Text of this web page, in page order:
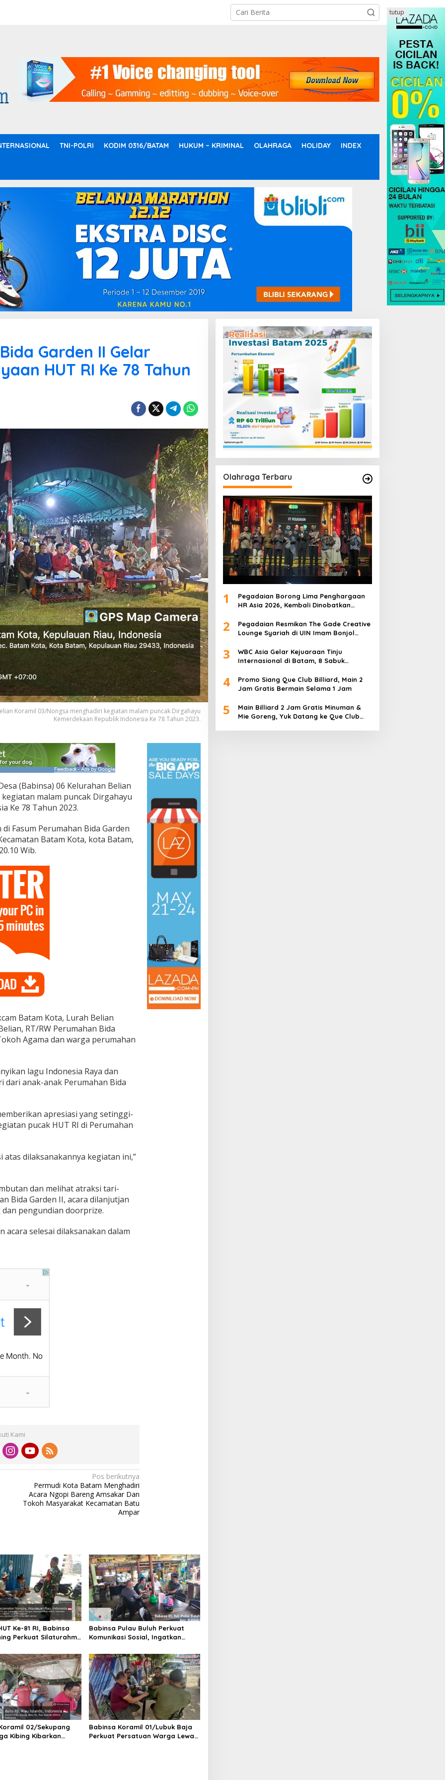
TNI-POLRI KODIM 0316/BATAM HUKUM – KRIMINAL OLAHRAGA HOLIDAY INDEX
tutup
Garden II Gelar
HUT RI Ke 78 Tahun
Koramil 03/Nongsa menghadiri kegiatan malam puncak Dirgahayu
Kemerdekaan Republik Indonesia Ke 78 Tahun 2023.
(Babinsa) 06 Kelurahan Belian
malam puncak Dirgahayu
Ke 78 Tahun 2023.
Fasum Perumahan Bida Garden
Batam Kota, kota Batam,
Wib.
Batam Kota, Lurah Belian
RT/RW Perumahan Bida
Agama dan warga perumahan
lagu Indonesia Raya dan
anak-anak Perumahan Bida
apresiasi yang setinggi-
pucak HUT RI di Perumahan
atas dilaksanakannya kegiatan ini,”
dan melihat atraksi tari-
Bida Garden II, acara dilanjutjan
pengundian doorprize.
acara selesai dilaksanakan dalam
Kami
Pos berikutnya
Permudi Kota Batam Menghadiri
Acara Ngopi Bareng Amsakar Dan
Tokoh Masyarakat Kecamatan Batu
Ampar
Ke-81 RI, Babinsa
Perkuat Silaturahmi
Warga
Babinsa Pulau Buluh Perkuat
Komunikasi Sosial, Ingatkan
dan Pentingnya Menjaga
Keamanan Lingkungan
02/Sekupang
Kibing Kibarkan
Babinsa Koramil 01/Lubuk Baja
Perkuat Persatuan Warga Lewat
Olahraga Terbaru
1
Pegadaian Borong Lima Penghargaan
HR Asia 2026, Kembali Dinobatkan
2
Pegadaian Resmikan The Gade Creative
Lounge Syariah di UIN Imam Bonjol
Inovatif Ekonomi Syariah
3
WBC Asia Gelar Kejuaraan Tinju
Internasional di Batam, 8 Sabuk
4
Promo Siang Que Club Billiard, Main 2
5
Main Billiard 2 Jam Gratis Minuman &
Mie Goreng, Yuk Datang ke Que Club